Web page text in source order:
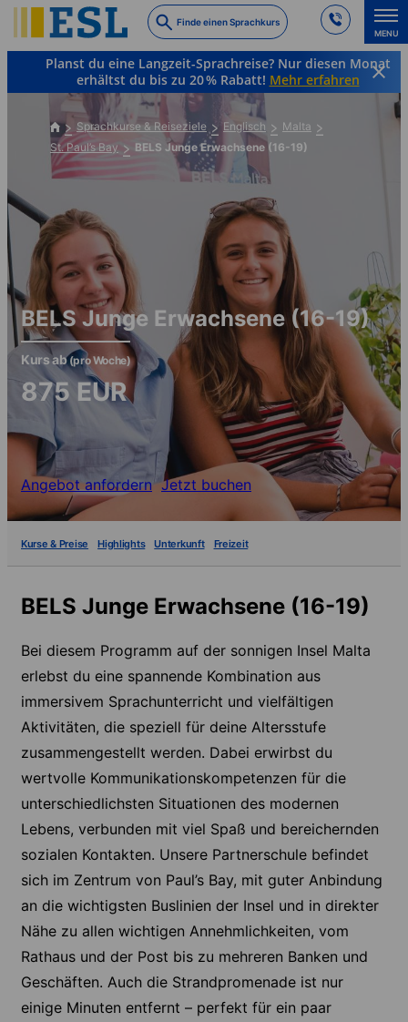
to
main
content
Finde einen Sprachkurs
MENU
Planst du eine Langzeit-Sprachreise? Nur diesen Monat
erhältst du bis zu 20 % Rabatt! Mehr erfahren
Sprachkurse & Reiseziele Englisch
Malta
St. Paul’s Bay
BELS Junge Erwachsene (16-19)
BELS Junge Erwachsene (16-19)
Kurs ab(pro Woche)
875 EUR
Angebot anfordern Jetzt buchen
Kurse & Preise Highlights Unterkunft Freizeit
BELS Junge Erwachsene (16-19)
Bei diesem Programm auf der sonnigen Insel Malta
erlebst du eine spannende Kombination aus
immersivem Sprachunterricht und vielfältigen
Aktivitäten, die speziell für deine Altersstufe
zusammengestellt werden. Dabei erwirbst du
wertvolle Kommunikationskompetenzen für die
unterschiedlichsten Situationen des modernen
Lebens, verbunden mit viel Spaß und bereichernden
sozialen Kontakten. Unsere Partnerschule befindet
sich im Zentrum von Paul’s Bay, mit guter Anbindung
an die wichtigsten Buslinien der Insel und in direkter
Nähe zu allen wichtigen Annehmlichkeiten, vom
Rathaus und der Post bis zu mehreren Banken und
Geschäften. Auch die Strandpromenade ist nur
einige Minuten entfernt – perfekt für ein paar